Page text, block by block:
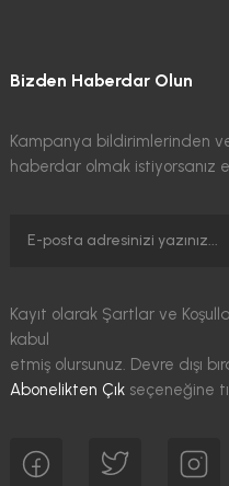
Bizden Haberdar Olun
Kampanya bildirimlerinden
haberdar olmak istiyorsanız
Kayıt olarak Şartlar ve
kabul
etmiş olursunuz. Devre dışı
Abonelikten Çık seçeneğine